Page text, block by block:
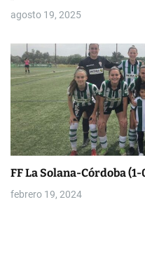
agosto 19, 2025
FF La Solana-Córdoba
febrero 19, 2024